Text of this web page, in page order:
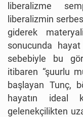
liberalizme
liberalizmin
giderek
sonucunda
sebebiyle bu
itibaren “şuurlu
başlayan Tunç,
hayatın ideal
gelenekçilikten